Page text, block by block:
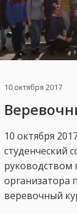
10 октября 2017
10 октября
студенческий
руководством
организатора
веревочный